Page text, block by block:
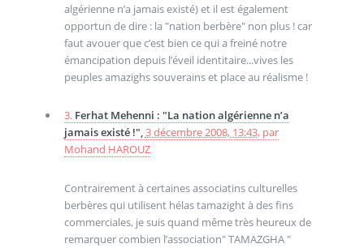
algérienne n’a jamais existé) et il est également
opportun de dire : la "nation berbère" non plus ! car
faut avouer que c’est bien ce qui a freiné notre
émancipation depuis l’éveil identitaire...vives les
peuples amazighs souverains et place au réalisme !
3. Ferhat Mehenni : "La nation algérienne n’a
jamais existé !",3 décembre 2008, 13:43, par
Mohand HAROUZ
Contrairement à certaines associatins culturelles
berbères qui utilisent hélas tamazight à des fins
commerciales, je suis quand même très heureux de
remarquer combien l’association" TAMAZGHA "